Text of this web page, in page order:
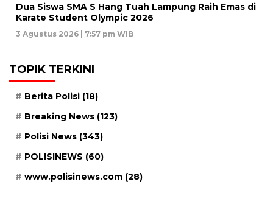
Dua Siswa SMA S Hang Tuah Lampung Raih Emas di
Karate Student Olympic 2026
3 Agustus 2026 | 7:57 pm WIB
TOPIK TERKINI
Berita Polisi (18)
Breaking News (123)
Polisi News (343)
POLISINEWS (60)
www.polisinews.com (28)